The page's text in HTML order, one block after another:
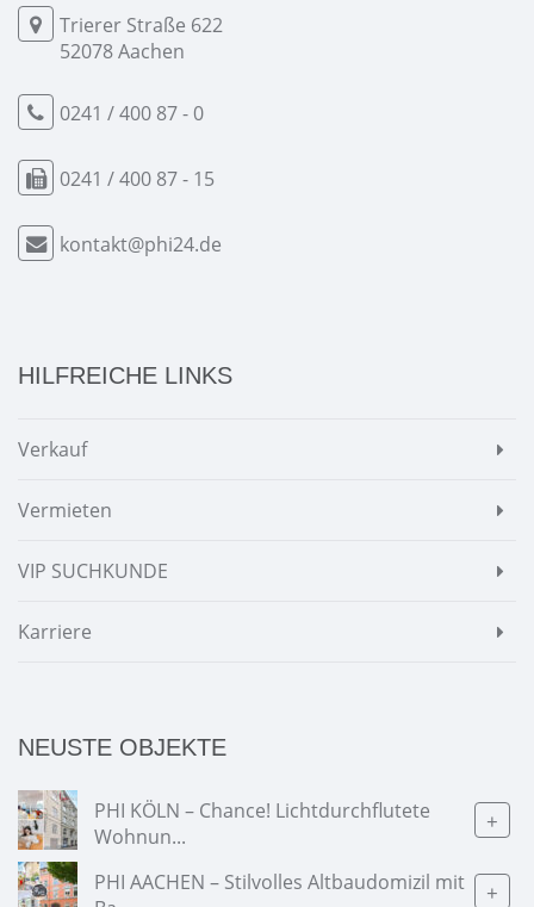
Trierer Straße 622
52078 Aachen
0241 / 400 87 - 0
0241 / 400 87 - 15
kontakt@phi24.de
HILFREICHE LINKS
Verkauf
Vermieten
VIP SUCHKUNDE
Karriere
NEUSTE OBJEKTE
PHI KÖLN – Chance! Lichtdurchflutete
Wohnun...
+
PHI AACHEN – Stilvolles Altbaudomizil mit
+